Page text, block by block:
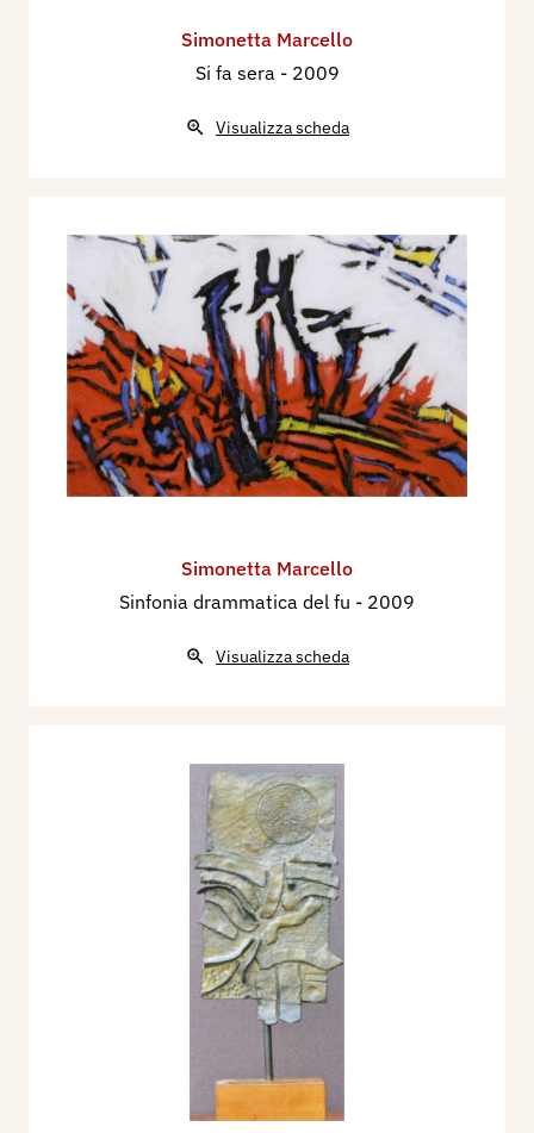
Simonetta Marcello
Si fa sera - 2009
Visualizza scheda
Simonetta Marcello
Sinfonia drammatica del fu - 2009
Visualizza scheda